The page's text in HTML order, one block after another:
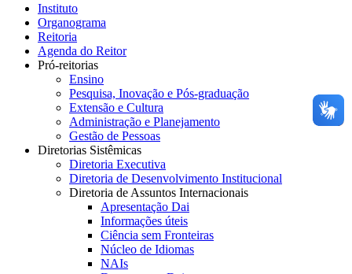
Instituto
Organograma
Reitoria
Agenda do Reitor
Pró-reitorias
Ensino
Pesquisa, Inovação e Pós-graduação
Extensão e Cultura
Administração e Planejamento
Gestão de Pessoas
Diretorias Sistêmicas
Diretoria Executiva
Diretoria de Desenvolvimento Institucional
Diretoria de Assuntos Internacionais
Apresentação Dai
Informações úteis
Ciência sem Fronteiras
Núcleo de Idiomas
NAIs